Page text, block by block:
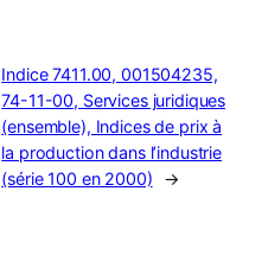
Indice 7411.00, 001504235,
74-11-00, Services juridiques
(ensemble), Indices de prix à
la production dans l’industrie
(série 100 en 2000)
→